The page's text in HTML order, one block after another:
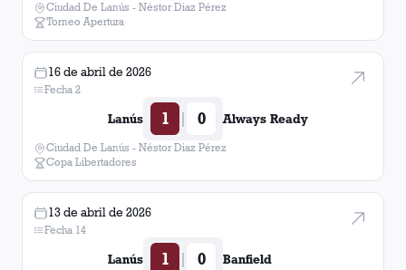
Ciudad De Lanús - Néstor Diaz Pérez
Torneo Apertura
16 de abril de 2026
Fecha 2
Lanús 1 | 0 Always Ready
Ciudad De Lanús - Néstor Diaz Pérez
Copa Libertadores
13 de abril de 2026
Fecha 14
Lanús 1 | 0 Banfield